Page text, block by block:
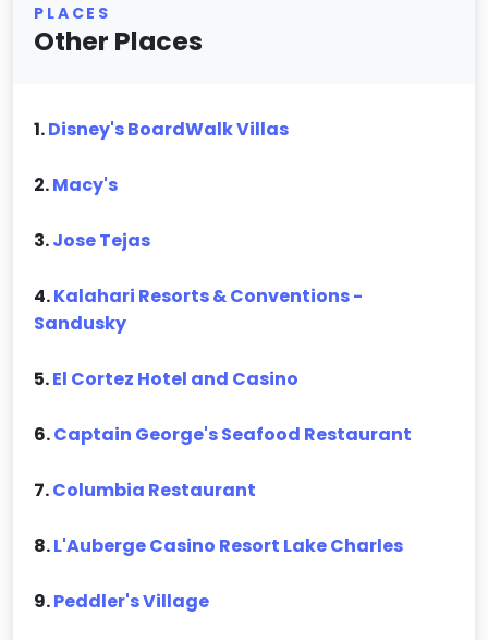
PLACES
Other Places
1.Disney's BoardWalk Villas
2.Macy's
3.Jose Tejas
4.Kalahari Resorts & Conventions -
Sandusky
5.El Cortez Hotel and Casino
6.Captain George's Seafood Restaurant
7.Columbia Restaurant
8.L'Auberge Casino Resort Lake Charles
9.Peddler's Village